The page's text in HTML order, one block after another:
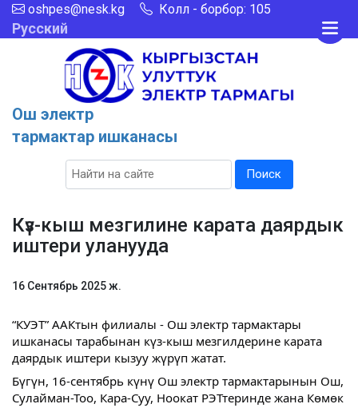
oshpes@nesk.kg Колл - борбор: 105
Русский
Ош электр
тармактар ишканасы
Поиск
Күз-кыш мезгилине карата даярдык
иштери уланууда
16 Сентябрь 2025 ж.
“КУЭТ” ААКтын филиалы - Ош электр тармактары
ишканасы тарабынан күз-кыш мезгилдерине карата
даярдык иштери кызуу жүрүп жатат.
Бүгүн, 16-сентябрь күнү Ош электр тармактарынын Ош,
Сулайман-Тоо, Кара-Суу, Ноокат РЭТтеринде жана Көмөк